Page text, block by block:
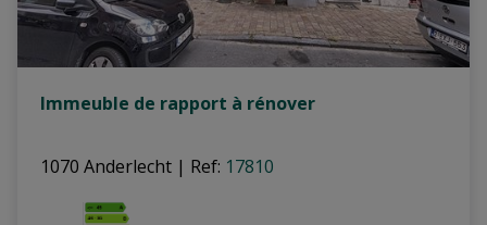
Immeuble de rapport à rénover
1070 Anderlecht | Ref: 17810